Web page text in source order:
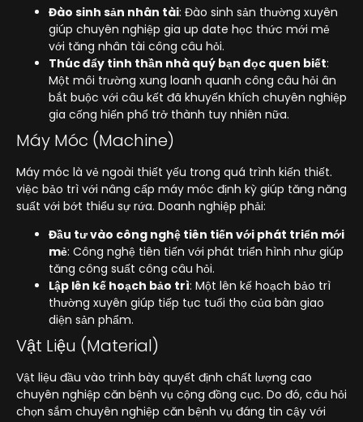
Đào sinh sản nhân tài: Đào sinh sản thường xuyên
giúp chuyên nghiệp gia up date học thức mới mẻ
với tăng nhân tài công câu hỏi.
Thúc đẩy tinh thần nhà quý bạn đọc quen biết:
Một môi trường xung loanh quanh công câu hỏi ân
bắt buộc với câu kết đã khuyến khích chuyên nghiệp
gia cống hiến phổ trở thành tuy nhiên nữa.
Máy Móc (Machine)
Máy móc là vẻ ngoài thiết yếu trong quá trình kiến thiết.
việc bảo trì với nâng cấp máy móc định kỳ giúp tăng năng
suất với bớt thiểu sự rứa. Doanh nghiệp phải:
Đầu tư vào công nghệ tiên tiến với phát triển mới
mẻ: Công nghệ tiên tiến với phát triển hình như giúp
tăng công suất công câu hỏi.
Lập lên kế hoạch bảo trì: Một lên kế hoạch bảo trì
thường xuyên giúp tiếp tục tuổi thọ của bàn giao
diện sản phẩm.
Vật Liệu (Material)
Vật liệu đầu vào trình bày quyết định chất lượng cao
chuyên nghiệp căn bệnh vụ cộng đồng cục. Do đó, câu hỏi
chọn sắm chuyên nghiệp căn bệnh vụ đáng tin cậy với